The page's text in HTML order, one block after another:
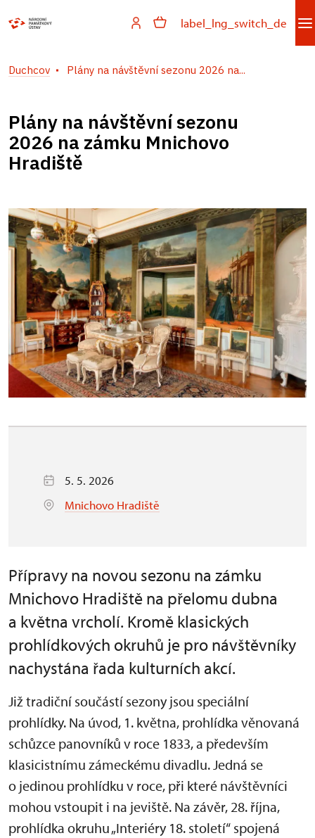
label_lng_switch_de
Duchcov Plány na návštěvní sezonu 2026 na...
Plány na návštěvní sezonu
2026 na zámku Mnichovo
Hradiště
5. 5. 2026
Mnichovo Hradiště
Přípravy na novou sezonu na zámku
Mnichovo Hradiště na přelomu dubna
a května vrcholí. Kromě klasických
prohlídkových okruhů je pro návštěvníky
nachystána řada kulturních akcí.
Již tradiční součástí sezony jsou speciální
prohlídky. Na úvod, 1. května, prohlídka věnovaná
schůzce panovníků v roce 1833, a především
klasicistnímu zámeckému divadlu. Jedná se
o jedinou prohlídku v roce, při které návštěvníci
mohou vstoupit i na jeviště. Na závěr, 28. října,
prohlídka okruhu „Interiéry 18. století“ spojená